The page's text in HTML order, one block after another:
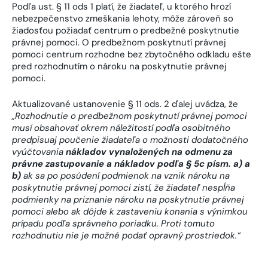
Podľa ust. § 11 ods 1 platí, že žiadateľ, u ktorého hrozí
nebezpečenstvo zmeškania lehoty, môže zároveň so
žiadosťou požiadať centrum o predbežné poskytnutie
právnej pomoci. O predbežnom poskytnutí právnej
pomoci centrum rozhodne bez zbytočného odkladu ešte
pred rozhodnutím o nároku na poskytnutie právnej
pomoci.
Aktualizované ustanovenie § 11 ods. 2 ďalej uvádza, že
„Rozhodnutie o predbežnom poskytnutí právnej pomoci
musí obsahovať okrem náležitostí podľa osobitného
predpisuaj poučenie žiadateľa o možnosti dodatočného
vyúčtovania nákladov vynaložených na odmenu za
právne zastupovanie a nákladov podľa § 5c písm. a) a
b) ak sa po posúdení podmienok na vznik nároku na
poskytnutie právnej pomoci zistí, že žiadateľ nespĺňa
podmienky na priznanie nároku na poskytnutie právnej
pomoci alebo ak dôjde k zastaveniu konania s výnimkou
prípadu podľa správneho poriadku. Proti tomuto
rozhodnutiu nie je možné podať opravný prostriedok.“